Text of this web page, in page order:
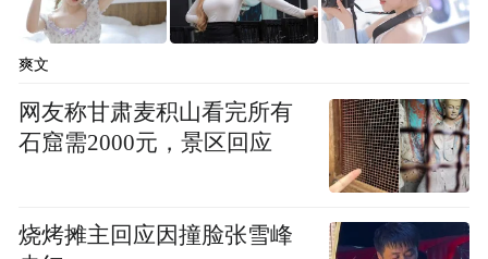
DDG(X)，或称“大型水面作战舰艇”（Large
Surface Combatant,LSC）效果图，在“特朗普”级战列
爽文
网友称甘肃麦积山看完所有
石窟需2000元，景区回应
烧烤摊主回应因撞脸张雪峰